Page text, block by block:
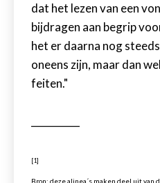
dat het lezen van een
bijdragen aan begrip
het er daarna nog
oneens zijn, maar dan
feiten."
[1]
Bron: deze alinea´s maken deel uit van